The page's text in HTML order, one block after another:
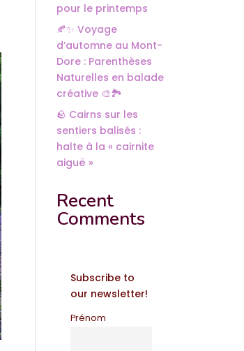
pour le printemps
🍂✨ Voyage
d’automne au Mont-
Dore : Parenthèses
Naturelles en balade
créative 🎨🏞️
🪨 Cairns sur les
sentiers balisés :
halte à la « cairnite
aiguë »
Recent
Comments
Subscribe to
our newsletter!
Prénom